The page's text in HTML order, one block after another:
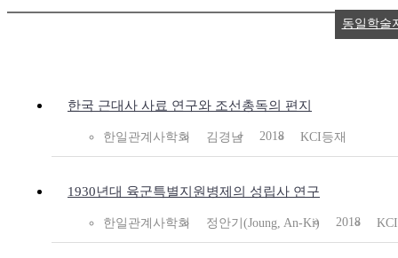
한국 근대사 사료 연구와 조선총독의 편지
한일관계사학회 김경남 2018 KCI등재
1930년대 육군특별지원병제의 성립사 연구
한일관계사학회 정안기(Joung, An-Ki) 2018
동일학술